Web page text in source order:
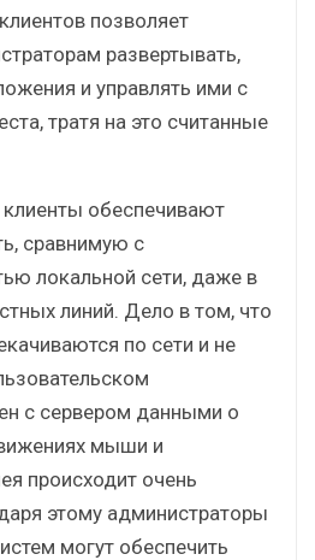
позволяет
развертывать,
и управлять ими с
тратя на это считанные
клиенты обеспечивают
сравнимую с
локальной сети, даже в
линий. Дело в том, что
по сети и не
с сервером данными о
мыши и
происходит очень
этому администраторы
могут обеспечить